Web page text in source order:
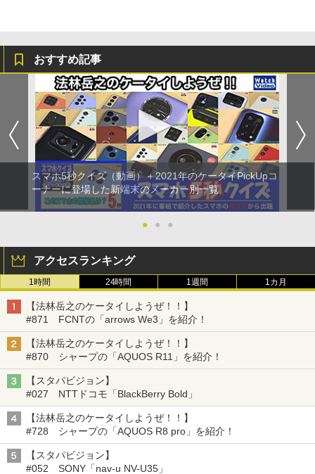
おすすめ記事
スマホ5秒クイズ（動画）＋2021年のケータイPickUpコ
ーナーに登場した新端末のメーカー別一覧
● ● ●
アクセスランキング
1時間 24時間 1週間 1カ月
【法林岳之のケータイしようぜ！！】
#871 FCNTの「arrows We3」を紹介！
【法林岳之のケータイしようぜ！！】
#870 シャープの「AQUOS R11」を紹介！
【スタパビジョン】
#027 NTTドコモ「BlackBerry Bold」
【法林岳之のケータイしようぜ！！】
#728 シャープの「AQUOS R8 pro」を紹介！
【スタパビジョン】
#052 SONY「nav-u NV-U35」